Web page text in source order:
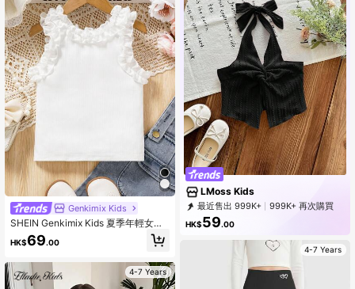
Genkimix Kids
SHEIN Genkimix Kids 夏季年輕女孩
時尚純色荷葉邊背心
HK$69.00
4-7 Years
LMoss Kids
最近售出 999K+
999K+ 再次購買
348K Followers
HK$59.00
4-7 Years